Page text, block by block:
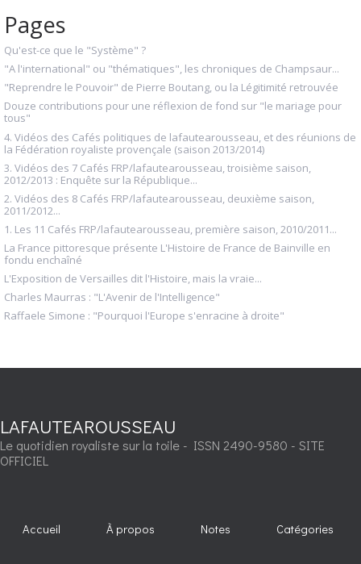
Pages
Qu'est-ce que le "Système" ?
"A l'international" ou "thématiques", les chroniques de Champsaur...
"Reprendre le Pouvoir" de Pierre Boutang, ou la Légitimité retrouvée
Douze contributions pour une réflexion de fond sur "le mariage pour
tous"
4. Vidéos des Cafés politiques de lafautearousseau, et des réunions de
la Fédération royaliste provençale (saison 2013/2014)
3. Vidéos des 7 Cafés FRP/lafautearousseau, troisième saison,
2012/2013 : Enquête sur la République...
2. Vidéos des 8 Cafés FRP/lafautearousseau, deuxième saison,
2011/2012...
1. Les 11 Cafés FRP/lafautearousseau, première saison, 2010/2011...
La France pittoresque présente L'Histoire de France de Bainville en
fondu enchaîné
L'Exposition de Versailles dit l'Histoire, mais la vraie...
Charles Maurras : "L'Avenir de l'Intelligence"
Raffaele Simone : "Pourquoi l'Europe s'enracine à droite"
LAFAUTEAROUSSEAU
Le quotidien royaliste sur la toile - ISSN 2490-9580 - SITE
OFFICIEL
Accueil À propos Notes Catégories